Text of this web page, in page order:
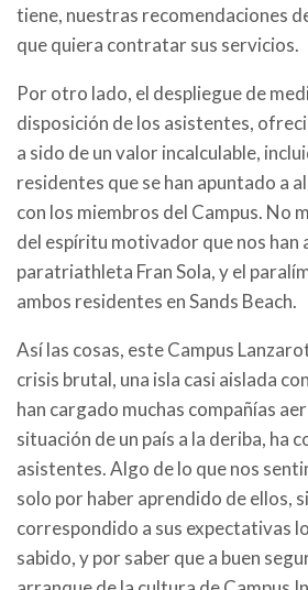
tiene, nuestras recomendaciones
que quiera contratar sus servicios.
Por otro lado, el despliegue de
disposición de los asistentes,
a sido de un valor incalculable,
residentes que se han apuntado a
con los miembros del Campus. No
del espíritu motivador que nos han
paratriathleta Fran Sola, y el
ambos residentes en Sands Beach.
Así las cosas, este Campus
crisis brutal, una isla casi aislada
han cargado muchas compañías
situación de un país a la deriba, ha
asistentes. Algo de lo que nos
solo por haber aprendido de ellos,
correspondido a sus expectativas
sabido, y por saber que a buen